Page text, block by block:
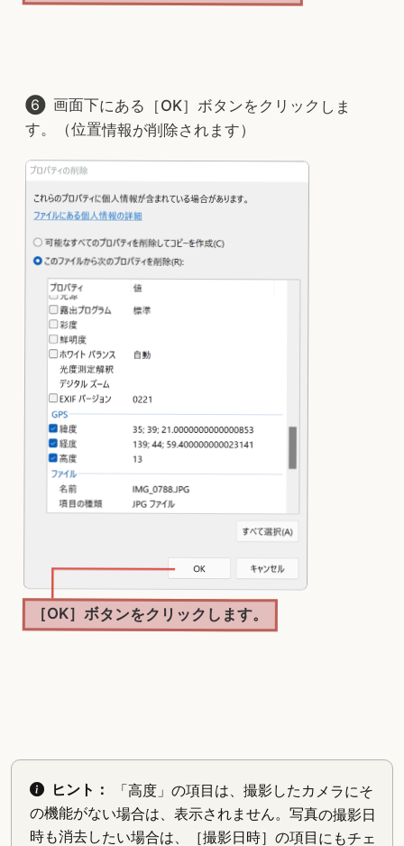
画面下にある［OK］ボタンをクリックしま
す。（位置情報が削除されます）
［OK］ボタンをクリックします。
ヒント： 「高度」の項目は、撮影したカメラにそ
の機能がない場合は、表示されません。写真の撮影日
時も消去したい場合は、［撮影日時］の項目にもチェ